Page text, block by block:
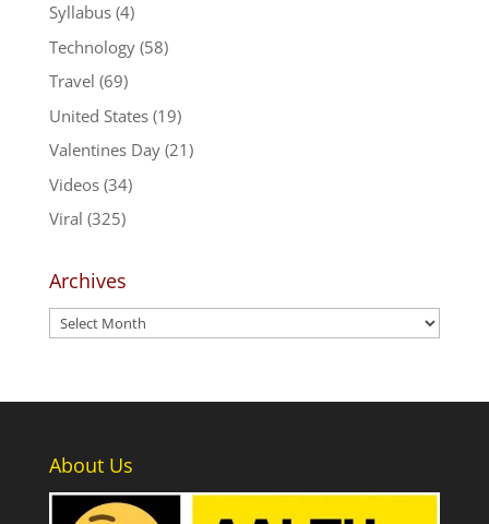
Syllabus(4)
Technology(58)
Travel (69)
United States(19)
Valentines Day(21)
Videos(34)
Viral (325)
Archives
Archives
About Us